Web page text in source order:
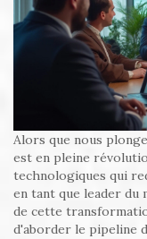
Alors que nous
est en pleine
technologiques qui
en tant que leader
de cette
d'aborder le pipeline